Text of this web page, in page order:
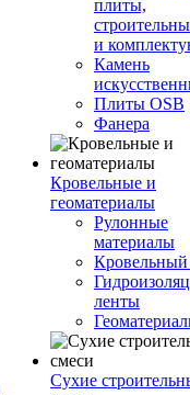
плиты,
и
Камень
Плиты OSB
Фанера
Кровельные и
геоматериалы
Рулонные
материалы
ленты
Сухие